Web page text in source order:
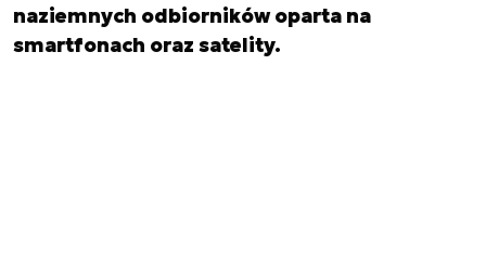
naziemnych odbiorników oparta na
smartfonach oraz satelity.